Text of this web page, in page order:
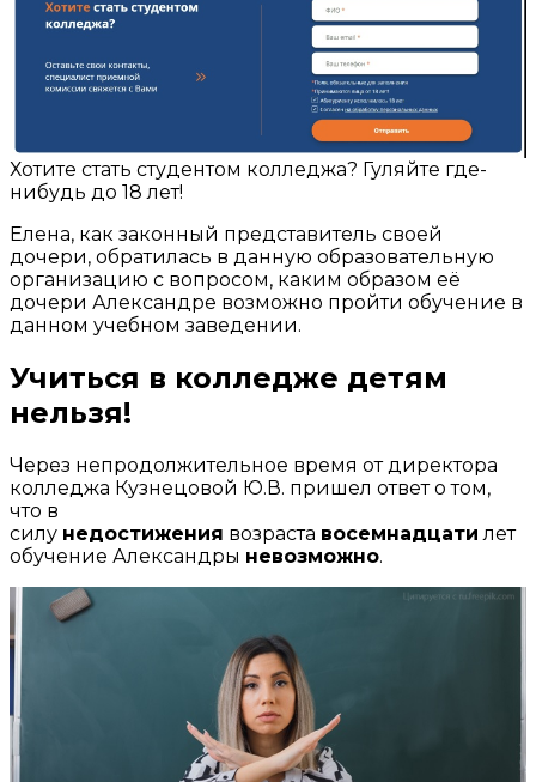
Хотите стать студентом колледжа? Гуляйте где-
нибудь до 18 лет!
Елена, как законный представитель своей
дочери, обратилась в данную образовательную
организацию с вопросом, каким образом её
дочери Александре возможно пройти обучение в
данном учебном заведении.
Учиться в колледже детям
нельзя!
Через непродолжительное время от директора
колледжа Кузнецовой Ю.В. пришел ответ о том,
что в
силу недостижения возраста восемнадцати лет
обучение Александры невозможно.